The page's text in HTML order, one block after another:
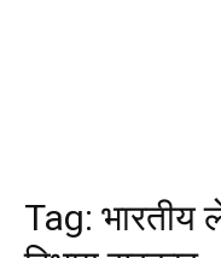
Tag: भारतीय